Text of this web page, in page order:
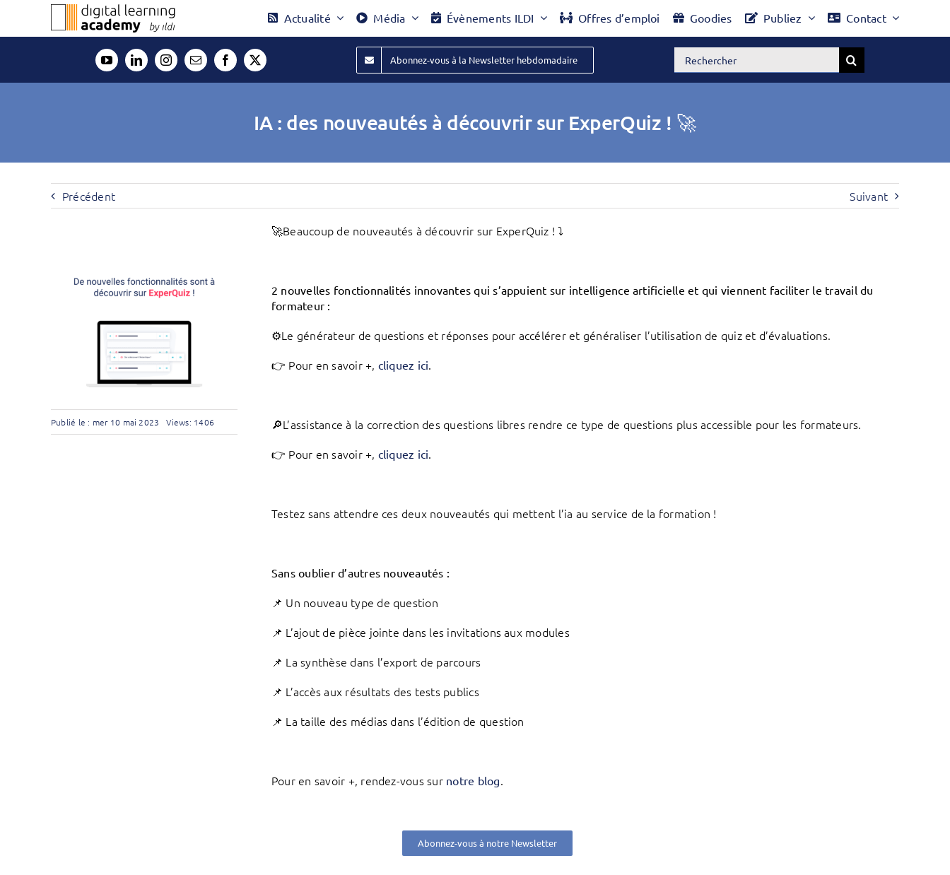
contenu
Actualité Média Évènements ILDI Offres d’emploi Goodies Publiez Contact
Abonnez-vous à la Newsletter hebdomadaire Rechercher:
IA : des nouveautés à découvrir sur ExperQuiz ! 🚀
Précédent Suivant
Publié le : mer 10 mai 2023 Views: 1406
🚀Beaucoup de nouveautés à découvrir sur ExperQuiz ! ⤵️
2 nouvelles fonctionnalités innovantes qui s’appuient sur intelligence artificielle et qui viennent faciliter le travail du
formateur :
⚙️Le générateur de questions et réponses pour accélérer et généraliser l’utilisation de quiz et d’évaluations.
👉 Pour en savoir +, cliquez ici.
🔎L’assistance à la correction des questions libres rendre ce type de questions plus accessible pour les formateurs.
👉 Pour en savoir +, cliquez ici.
Testez sans attendre ces deux nouveautés qui mettent l’ia au service de la formation !
Sans oublier d’autres nouveautés :
📌 Un nouveau type de question
📌 L’ajout de pièce jointe dans les invitations aux modules
📌 La synthèse dans l’export de parcours
📌 L’accès aux résultats des tests publics
📌 La taille des médias dans l’édition de question
Pour en savoir +, rendez-vous sur notre blog.
Abonnez-vous à notre Newsletter